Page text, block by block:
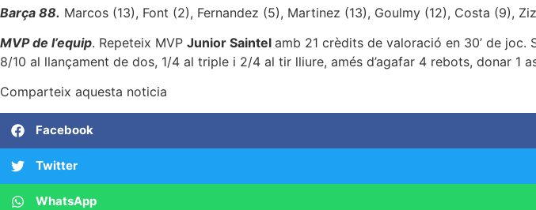
Barça 88. Marcos (13), Font (2), Fernandez (5), Martinez (13), Goulmy (12), Costa (9),
MVP de l’equip. Repeteix MVP Junior Saintel amb 21 crèdits de valoració en 30’ de
8/10 al llançament de dos, 1/4 al triple i 2/4 al tir lliure, amés d’agafar 4 rebots, donar 1
Comparteix aquesta noticia
Facebook
Twitter
WhatsApp